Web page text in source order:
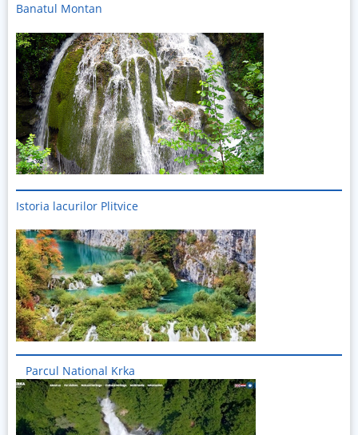
Banatul Montan
Istoria lacurilor Plitvice
Imagine
Parcul National Krka
Imagine